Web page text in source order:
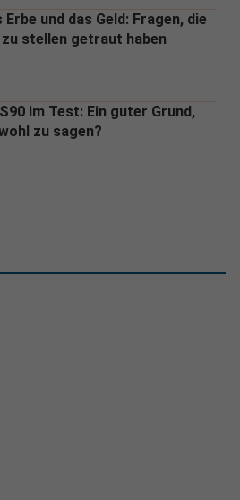
Erbe und das Geld: Fragen, die
stellen getraut haben
im Test: Ein guter Grund,
zu sagen?